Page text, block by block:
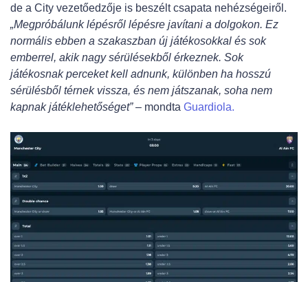
de a City vezetőedzője is beszélt csapata nehézségeiről.
„Megpróbálunk lépésről lépésre javítani a dolgokon. Ez
normális ebben a szakaszban új játékosokkal és sok
emberrel, akik nagy sérülésekből érkeznek. Sok
játékosnak perceket kell adnunk, különben ha hosszú
sérülésből térnek vissza, és nem játszanak, soha nem
kapnak játéklehetőséget”– mondta Guardiola.